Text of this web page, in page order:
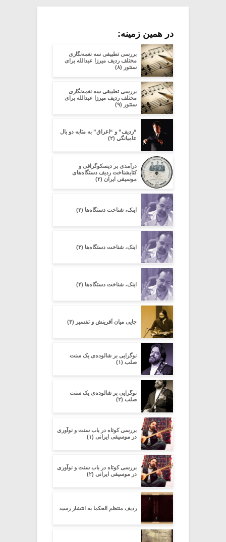
در همین زمینه:
بررسی تطبیقی سه نغمه‌نگاری
مختلف ردیف میرزا عبدالله برای
سنتور (۸)
بررسی تطبیقی سه نغمه‌نگاری
مختلف ردیف میرزا عبدالله برای
سنتور (۹)
“ردیف” و “اغراق” به مثابه دو بال
عامیانگی (۲)
در‌آمدی بر دیسکوگرافی و
کتابشناخت ردیف دستگاه‌های
موسیقی ایران (۲)
اینک، شناخت دستگاه‌ها (۲)
اینک، شناخت دستگاه‌ها (۳)
اینک، شناخت دستگاه‌ها (۴)
جایی میان آفرینش و تفسیر (۳)
نوگرایی بر شالوده‌ی یک سنت
صلب (۱)
نوگرایی بر شالوده‌ی یک سنت
صلب (۲)
بررسی کوتاه در باب سنت و نوآوری
در موسیقی ایرانی (۱)
بررسی کوتاه در باب سنت و نوآوری
در موسیقی ایرانی (۲)
ردیف منتظم الحکما به انتشار رسید